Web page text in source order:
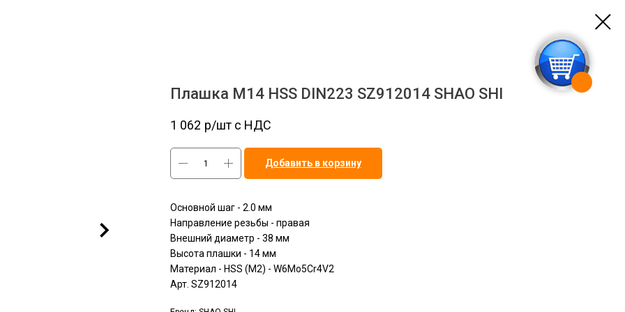
Плашка М14 HSS DIN223 SZ912014 SHAO SHI
1 062 р/шт c НДС
Добавить в корзину
Основной шаг - 2.0 мм
Направление резьбы - правая
Внешний диаметр - 38 мм
Высота плашки - 14 мм
Материал - HSS (M2) - W6Mo5Cr4V2
Арт. SZ912014